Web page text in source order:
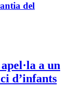
del
a un
d’infants